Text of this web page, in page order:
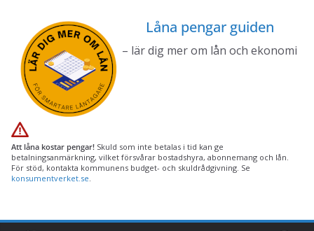
innehåll
Låna pengar guiden
– lär dig mer om lån och ekonomi
Att låna kostar pengar! Skuld som inte betalas i tid kan ge
betalningsanmärkning, vilket försvårar bostadshyra, abonnemang och lån.
För stöd, kontakta kommunens budget- och skuldrådgivning. Se
konsumentverket.se.